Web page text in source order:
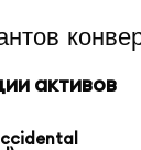
активов